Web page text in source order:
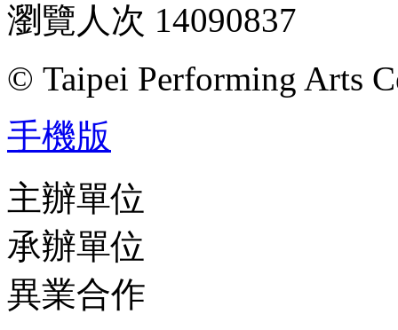
瀏覽人次 14090837
© Taipei Performing Arts
手機版
主辦單位
承辦單位
異業合作